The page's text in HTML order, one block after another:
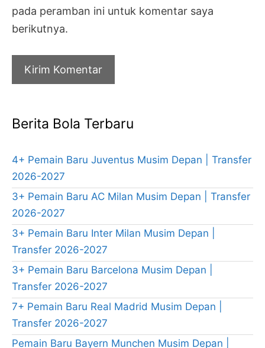
pada peramban ini untuk komentar saya
berikutnya.
Berita Bola Terbaru
4+ Pemain Baru Juventus Musim Depan | Transfer
2026-2027
3+ Pemain Baru AC Milan Musim Depan | Transfer
2026-2027
3+ Pemain Baru Inter Milan Musim Depan |
Transfer 2026-2027
3+ Pemain Baru Barcelona Musim Depan |
Transfer 2026-2027
7+ Pemain Baru Real Madrid Musim Depan |
Transfer 2026-2027
Pemain Baru Bayern Munchen Musim Depan |